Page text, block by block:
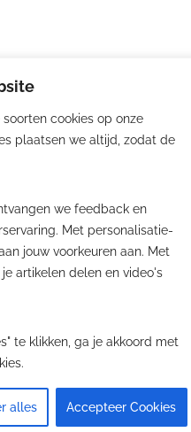
cookies op onze
plaatsen we altijd, zodat de
we feedback en
Met personalisatie-
jouw voorkeuren aan. Met
artikelen delen en video's
te klikken, ga je akkoord met
alles Accepteer Cookies
nieuws,
over
supply chain
België.
Volg het
Job in